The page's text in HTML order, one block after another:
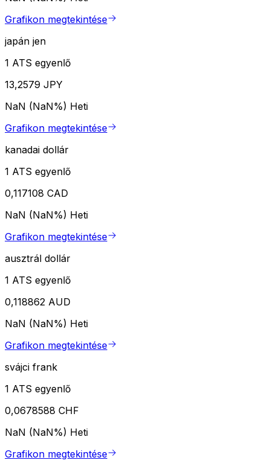
Grafikon megtekintése
japán jen
1 ATS egyenlő
13,2579 JPY
NaN (NaN%) Heti
Grafikon megtekintése
kanadai dollár
1 ATS egyenlő
0,117108 CAD
NaN (NaN%) Heti
Grafikon megtekintése
ausztrál dollár
1 ATS egyenlő
0,118862 AUD
NaN (NaN%) Heti
Grafikon megtekintése
svájci frank
1 ATS egyenlő
0,0678588 CHF
NaN (NaN%) Heti
Grafikon megtekintése